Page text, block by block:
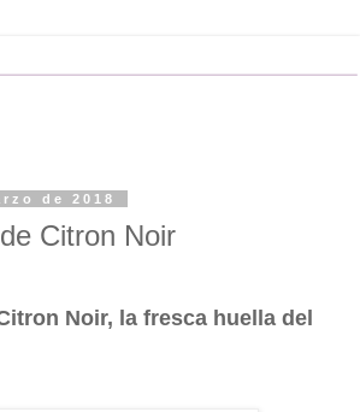
de 2018
Citron Noir
Noir, la fresca huella del